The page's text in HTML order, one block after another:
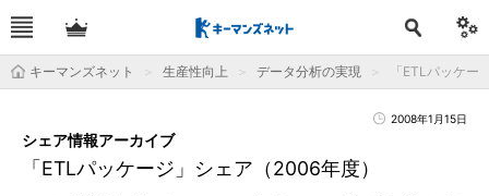
キーマンズネット 生産性向上 データ分析の実現 「ETLパッケ
2008年1月15日
「ETLパッケージ」シェア（2006年度）
シェア情報アーカイブ